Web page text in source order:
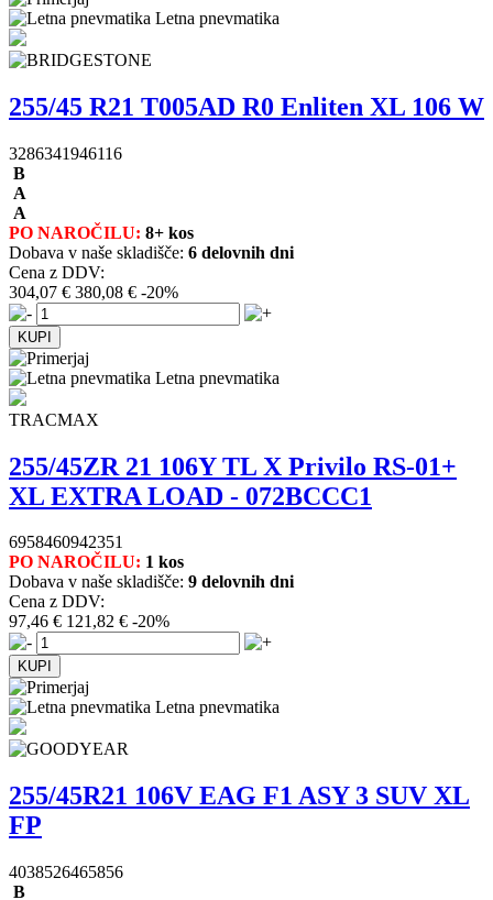
Letna pnevmatika
255/45 R21 T005AD R0 Enliten XL 106 W
3286341946116
B
A
A
PO NAROČILU: 8+ kos
Dobava v naše skladišče: 6 delovnih dni
Cena z DDV:
304,07 € 380,08 € -20%
Letna pnevmatika
TRACMAX
255/45ZR 21 106Y TL X Privilo RS-01+
XL EXTRA LOAD - 072BCCC1
6958460942351
PO NAROČILU: 1 kos
Dobava v naše skladišče: 9 delovnih dni
Cena z DDV:
97,46 € 121,82 € -20%
Letna pnevmatika
255/45R21 106V EAG F1 ASY 3 SUV XL
FP
4038526465856
B